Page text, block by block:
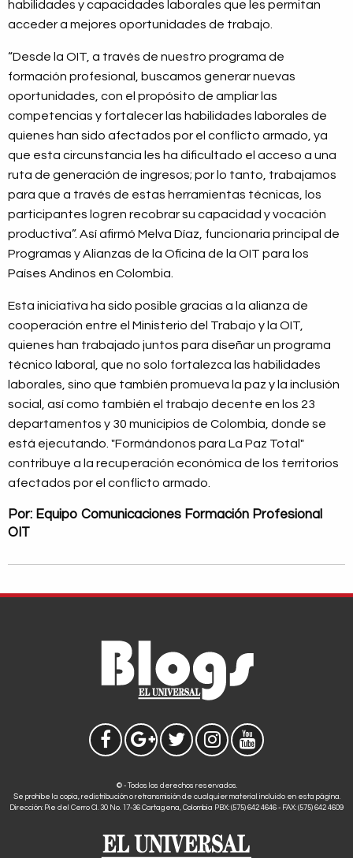
habilidades y capacidades laborales que les permitan
acceder a mejores oportunidades de trabajo.
“Desde la OIT, a través de nuestro programa de
formación profesional, buscamos generar nuevas
oportunidades, con el propósito de ampliar las
competencias y fortalecer las habilidades laborales de
quienes han sido afectados por el conflicto armado, ya
que esta circunstancia les ha dificultado el acceso a una
ruta de generación de ingresos; por lo tanto, trabajamos
para que a través de estas herramientas técnicas, los
participantes logren recobrar su capacidad y vocación
productiva”. Así afirmó Melva Díaz, funcionaria principal de
Programas y Alianzas de la Oficina de la OIT para los
Países Andinos en Colombia.
Esta iniciativa ha sido posible gracias a la alianza de
cooperación entre el Ministerio del Trabajo y la OIT,
quienes han trabajado juntos para diseñar un programa
técnico laboral, que no solo fortalezca las habilidades
laborales, sino que también promueva la paz y la inclusión
social, así como también el trabajo decente en los 23
departamentos y 30 municipios de Colombia, donde se
está ejecutando. "Formándonos para La Paz Total"
contribuye a la recuperación económica de los territorios
afectados por el conflicto armado.
Por: Equipo Comunicaciones Formación Profesional
OIT
© - Todos los derechos reservados.
Se prohíbe la copia, redistribución o retransmisión de cualquier material incluido en esta página.
Dirección: Pie del Cerro Cl. 30 No. 17-36 Cartagena, Colombia PBX: (575) 642 4646 - FAX: (575) 642 4609